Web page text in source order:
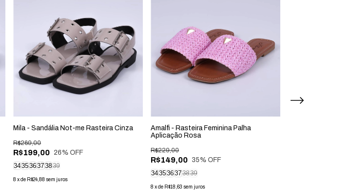
Mila - Sandália Not-me Rasteira Cinza
R$199,00
R$269,00
26% OFF
343536373839
8 xde R$24,88 sem juros
Amalfi - Rasteira Feminina Palha
Aplicação Rosa
R$149,00
R$229,00
35% OFF
343536373839
8 xde R$18,63 sem juros